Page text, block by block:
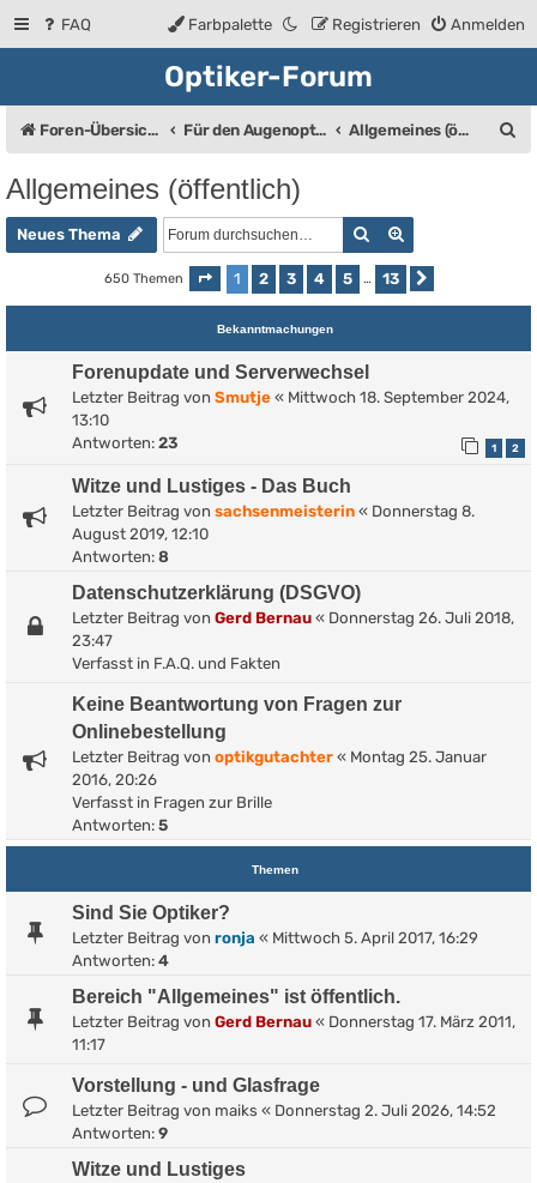
FAQ Anmelden
Registrieren
Farbpalette
Optiker-Forum
Foren-Übersicht Für den Augenoptiker (Bis auf den Bereich "Allgemeines" eine geschlossene Gruppe) Allgemeines (öffentlich)
Allgemeines (öffentlich)
Neues Thema Suche
650 Themen Seite 1von 13
1 2 3 4 5 … 13
Bekanntmachungen
Forenupdate und Serverwechsel
Letzter Beitrag von Smutje « Mittwoch 18. September 2024,
13:10
Antworten: 23 1 2
Witze und Lustiges - Das Buch
Letzter Beitrag von sachsenmeisterin « Donnerstag 8.
August 2019, 12:10
Antworten: 8
Datenschutzerklärung (DSGVO)
Letzter Beitrag von Gerd Bernau « Donnerstag 26. Juli 2018,
23:47
Verfasst in F.A.Q. und Fakten
Keine Beantwortung von Fragen zur
Onlinebestellung
Letzter Beitrag von optikgutachter « Montag 25. Januar
2016, 20:26
Verfasst in Fragen zur Brille
Antworten: 5
Themen
Sind Sie Optiker?
Letzter Beitrag von ronja « Mittwoch 5. April 2017, 16:29
Antworten: 4
Bereich "Allgemeines" ist öffentlich.
Letzter Beitrag von Gerd Bernau « Donnerstag 17. März 2011,
11:17
Vorstellung - und Glasfrage
Letzter Beitrag von maiks « Donnerstag 2. Juli 2026, 14:52
Antworten: 9
Witze und Lustiges